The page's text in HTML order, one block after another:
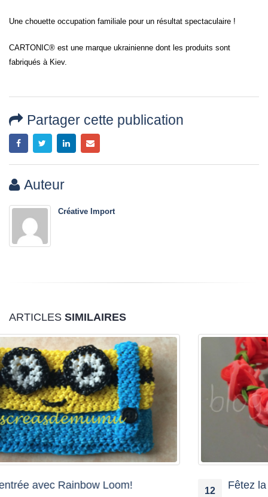
Une chouette occupation familiale pour un résultat spectaculaire !
CARTONIC® est une marque ukrainienne dont les produits sont
fabriqués à Kiev.
Partager cette publication
Auteur
Créative Import
ARTICLES SIMILAIRES
12 Fêtez la Rose avec Rainbow Loom!!